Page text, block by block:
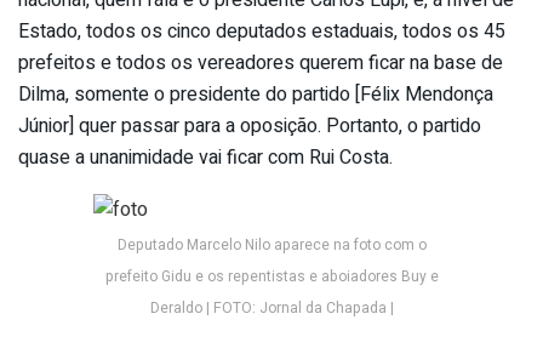
Estado, todos os cinco deputados estaduais, todos os 45
prefeitos e todos os vereadores querem ficar na base de
Dilma, somente o presidente do partido [Félix Mendonça
Júnior] quer passar para a oposição. Portanto, o partido
quase a unanimidade vai ficar com Rui Costa.
Deputado Marcelo Nilo aparece na foto com o
prefeito Gidu e os repentistas e aboiadores Buy e
Deraldo | FOTO: Jornal da Chapada |